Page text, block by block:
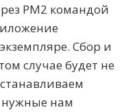
PM2 командой
Сбор и
случае будет не
нам